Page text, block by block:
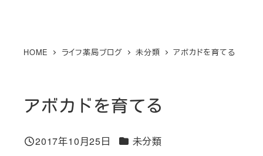
HOME ライフ薬局ブログ 未分類 アボカドを育てる
アボカドを育てる
投稿日
2017年10月25日 カテゴリー
未分類